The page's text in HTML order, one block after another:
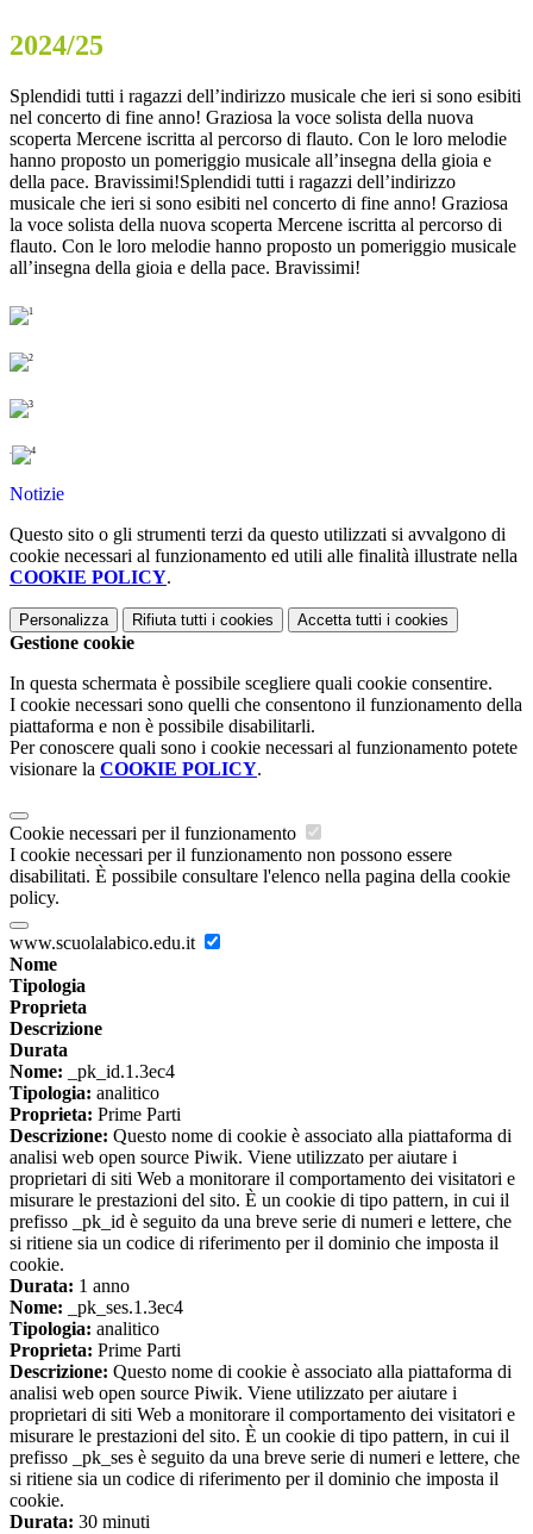
2024/25
Splendidi tutti i ragazzi dell’indirizzo musicale che ieri si sono esibiti
nel concerto di fine anno! Graziosa la voce solista della nuova
scoperta Mercene iscritta al percorso di flauto. Con le loro melodie
hanno proposto un pomeriggio musicale all’insegna della gioia e
della pace. Bravissimi!Splendidi tutti i ragazzi dell’indirizzo
musicale che ieri si sono esibiti nel concerto di fine anno! Graziosa
la voce solista della nuova scoperta Mercene iscritta al percorso di
flauto. Con le loro melodie hanno proposto un pomeriggio musicale
all’insegna della gioia e della pace. Bravissimi!
.
Notizie
Questo sito o gli strumenti terzi da questo utilizzati si avvalgono di
cookie necessari al funzionamento ed utili alle finalità illustrate nella
COOKIE POLICY.
Personalizza Rifiuta tutti i cookies Accetta tutti i cookies
Gestione cookie
In questa schermata è possibile scegliere quali cookie consentire.
I cookie necessari sono quelli che consentono il funzionamento della
piattaforma e non è possibile disabilitarli.
Per conoscere quali sono i cookie necessari al funzionamento potete
visionare la COOKIE POLICY.
Cookie necessari per il funzionamento
I cookie necessari per il funzionamento non possono essere
disabilitati. È possibile consultare l'elenco nella pagina della cookie
policy.
www.scuolalabico.edu.it
Nome
Tipologia
Proprieta
Descrizione
Durata
Nome: _pk_id.1.3ec4
Tipologia: analitico
Proprieta: Prime Parti
Descrizione: Questo nome di cookie è associato alla piattaforma di
analisi web open source Piwik. Viene utilizzato per aiutare i
proprietari di siti Web a monitorare il comportamento dei visitatori e
misurare le prestazioni del sito. È un cookie di tipo pattern, in cui il
prefisso _pk_id è seguito da una breve serie di numeri e lettere, che
si ritiene sia un codice di riferimento per il dominio che imposta il
cookie.
Durata: 1 anno
Nome: _pk_ses.1.3ec4
Tipologia: analitico
Proprieta: Prime Parti
Descrizione: Questo nome di cookie è associato alla piattaforma di
analisi web open source Piwik. Viene utilizzato per aiutare i
proprietari di siti Web a monitorare il comportamento dei visitatori e
misurare le prestazioni del sito. È un cookie di tipo pattern, in cui il
prefisso _pk_ses è seguito da una breve serie di numeri e lettere, che
si ritiene sia un codice di riferimento per il dominio che imposta il
cookie.
Durata: 30 minuti